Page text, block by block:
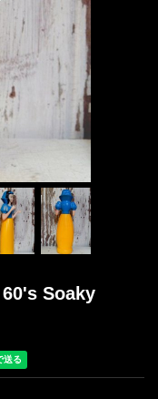
Soaky